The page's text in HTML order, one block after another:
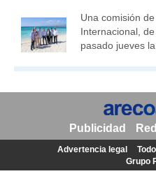
Una comisión
Internacional,
pasado jueves
Publicidad
Advertencia legal
Grupo